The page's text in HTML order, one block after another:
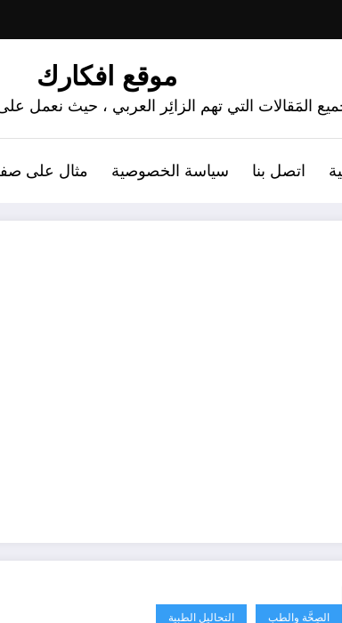
موقع افكارك
المَقالات التي تهم الزائِر العربي ، حيث نعمل
اتصل بنا سياسة الخصوصية مثال على
الصِحَّة والطب التحاليل الطبية